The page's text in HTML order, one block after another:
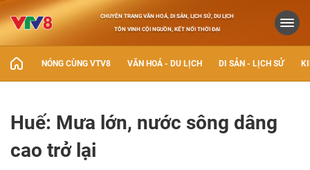
CHUYÊN TRANG VĂN HOÁ, DI SẢN, LỊCH SỬ, DU LỊCH
TÔN VINH CỘI NGUỒN, KẾT NỐI THỜI ĐẠI
NÓNG CÙNG VTV8 VĂN HOÁ - DU LỊCH DI SẢN - LỊCH SỬ
Huế: Mưa lớn, nước sông dâng
cao trở lại